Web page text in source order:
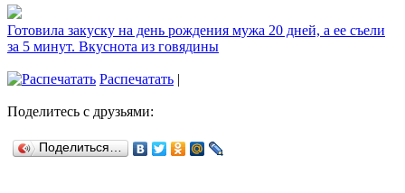
Готовила закуску на день рождения мужа 20 дней, а ее съели
за 5 минут. Вкуснота из говядины
Распечатать |
Поделитесь с друзьями:
Поделиться…